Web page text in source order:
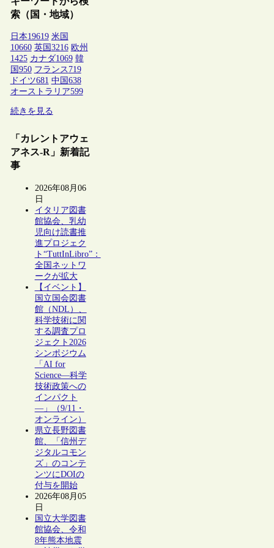
索（国・地域）
日本19619 米国
10660 英国 3216 欧州
1425 カナダ1069 韓
国 950 フランス 719
ドイツ681 中国 638
オーストラリア599
続きを見る
「カレントアウェ
アネス-R」新着記
事
2026年08月06
日
イタリア図書
館協会、乳幼
児向け読書推
進プロジェク
ト“TuttInLibro”：
全国ネットワ
ークが拡大
【イベント】
国立国会図書
館（NDL）、
科学技術に関
する調査プロ
ジェクト2026
シンポジウム
「AI for
Science―科学
技術政策への
インパクト
―」（9/11・
オンライン）
県立長野図書
館、「信州デ
ジタルコモン
ズ」のコンテ
ンツにDOIの
付与を開始
2026年08月05
日
国立大学図書
館協会、令和
8年熊本地震